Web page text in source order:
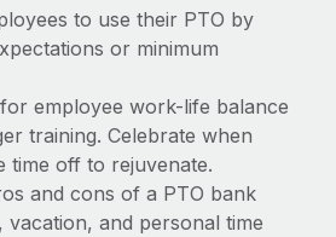
to use their PTO by
or minimum
employee work-life balance
training. Celebrate when
time off to rejuvenate.
and cons of a PTO bank
vacation, and personal time